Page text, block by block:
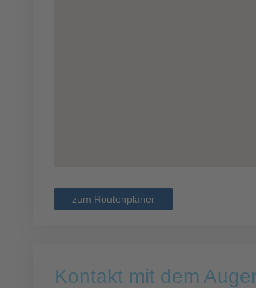
zum Routenplaner
Kontakt mit dem